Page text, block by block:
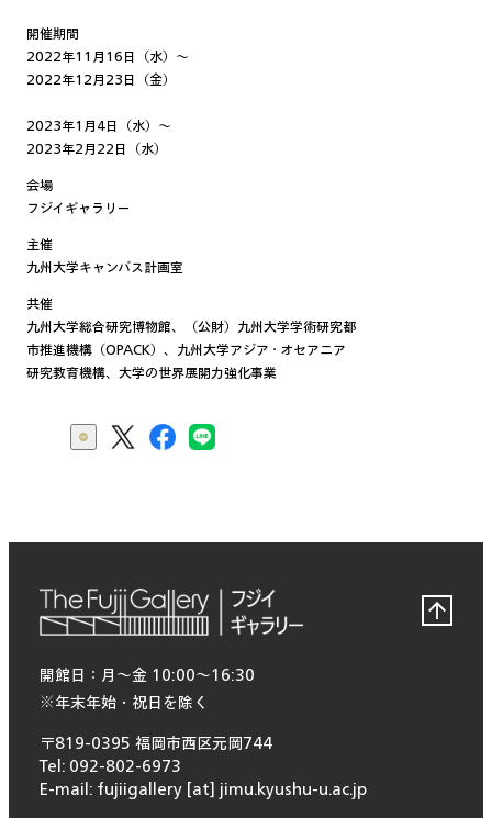
開催期間
2022年11月16日（水）〜
2022年12月23日（金）
2023年1月4日（水）〜
2023年2月22日（水）
会場
フジイギャラリー
主催
九州大学キャンバス計画室
共催
九州大学総合研究博物館、（公財）九州大学学術研究都
市推進機構（OPACK）、九州大学アジア・オセアニア
研究教育機構、大学の世界展開力強化事業
開館日：月〜金 10:00〜16:30
※年末年始・祝日を除く
〒819-0395 福岡市西区元岡744
Tel: 092-802-6973
E-mail: fujiigallery [at] jimu.kyushu-u.ac.jp